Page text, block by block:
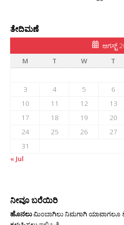
ತೇದಿಮಣೆ
ಆಗಸ್ಟ್
M
T W T
3
4 5 6
10
11 12 13
17
18 19 20
24
25 26 27
31
« Jul
ನೀವೂ ಬರೆಯಿರಿ
ಹೊನಲುಮಿಂಬಾಗಿಲು ನಿಮಗಾಗಿ ಯಾವಾಗಲೂ